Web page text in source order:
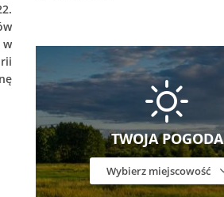
TWOJA POGODA
Wybierz miejscowość